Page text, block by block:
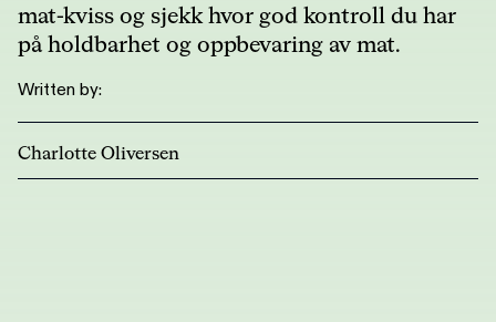
mat-kviss og sjekk hvor god kontroll du har
på holdbarhet og oppbevaring av mat.
Written by:
Charlotte Oliversen